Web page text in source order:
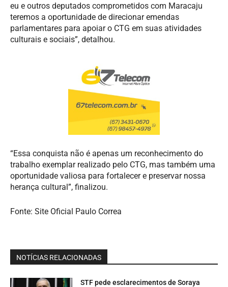
eu e outros deputados comprometidos com Maracaju
teremos a oportunidade de direcionar emendas
parlamentares para apoiar o CTG em suas atividades
culturais e sociais”, detalhou.
“Essa conquista não é apenas um reconhecimento do
trabalho exemplar realizado pelo CTG, mas também uma
oportunidade valiosa para fortalecer e preservar nossa
herança cultural”, finalizou.
Fonte: Site Oficial Paulo Correa
NOTÍCIAS RELACIONADAS
STF pede esclarecimentos de Soraya